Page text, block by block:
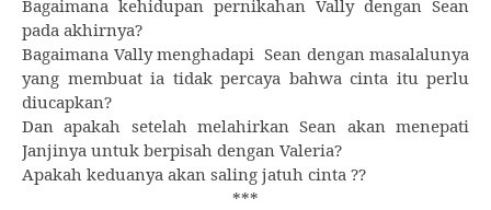
Bagaimana kehidupan pernikahan Vally dengan Sean
pada akhirnya?
Bagaimana Vally menghadapi Sean dengan masalalunya
yang membuat ia tidak percaya bahwa cinta itu perlu
diucapkan?
Dan apakah setelah melahirkan Sean akan menepati
Janjinya untuk berpisah dengan Valeria?
Apakah keduanya akan saling jatuh cinta ??
***